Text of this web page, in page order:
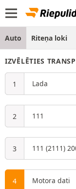
Auto Riteņa loki
IZVĒLĒTIES